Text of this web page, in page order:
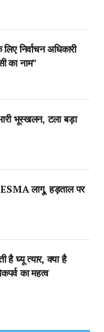
निर्वाचन अधिकारी
का नाम”
भूस्खलन, टला बड़ा
लागू, हड़ताल पर
है घ्यू त्यार, क्या है
का महत्व